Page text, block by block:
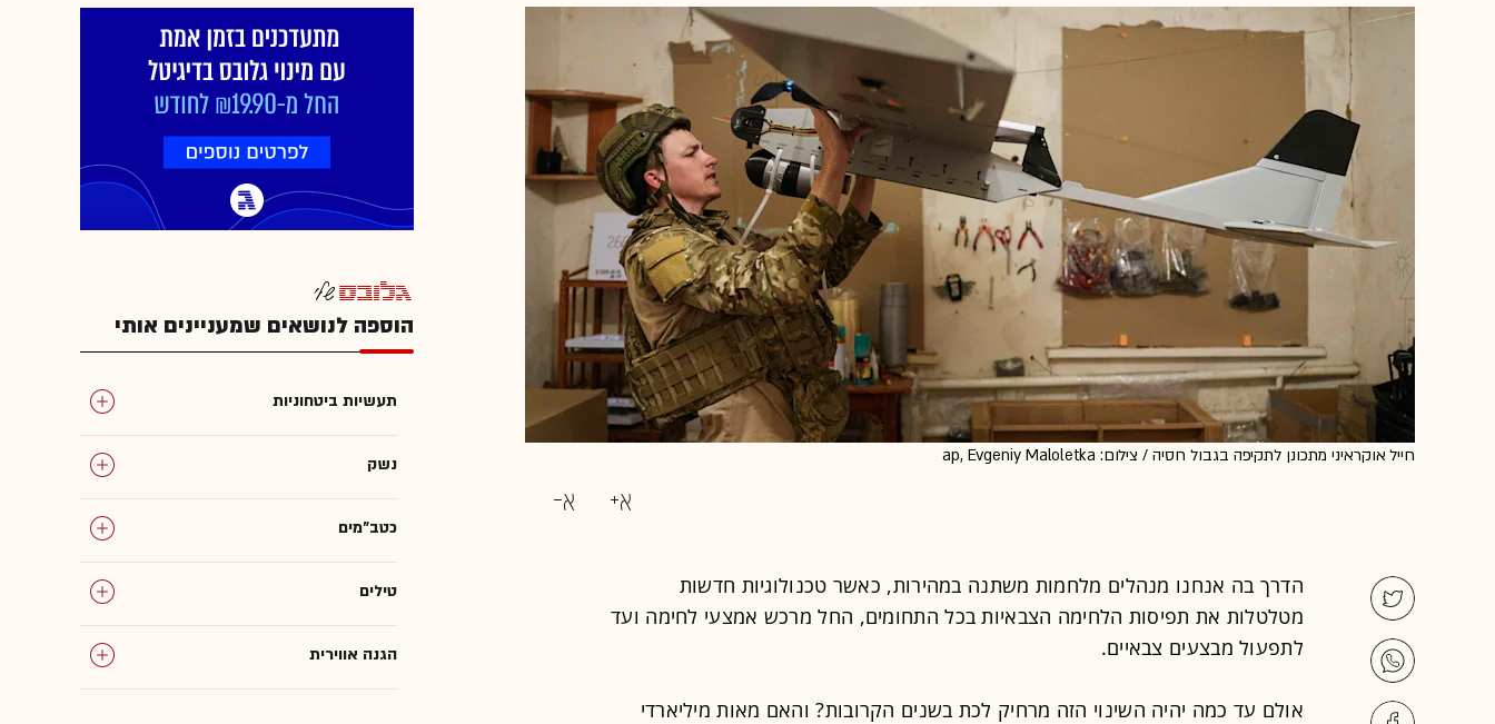
חייל אוקראיני מתכונן לתקיפה בגבול רוסיה / צילום: ap, Evgeniy Maloletka
הדרך בה אנחנו מנהלים מלחמות משתנה במהירות, כאשר טכנולוגיות חדשות
מטלטלות את תפיסות הלחימה הצבאיות בכל התחומים, החל מרכש אמצעי לחימה ועד
לתפעול מבצעים צבאיים.
אולם עד כמה יהיה השינוי הזה מרחיק לכת בשנים הקרובות? והאם מאות מיליארדי
הוספה לנושאים שמעניינים אותי
תעשיות ביטחוניות
נשק
כטב"מים
טילים
הגנה אווירית